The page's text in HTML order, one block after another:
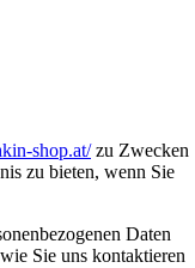
shop.at/zu Zwecken
zu bieten, wenn Sie
Daten
Sie uns kontaktieren